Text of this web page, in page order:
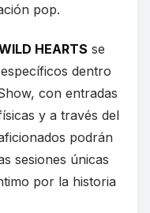
pop.
HEARTS se
dentro
con entradas
y a través del
podrán
sesiones únicas
por la historia